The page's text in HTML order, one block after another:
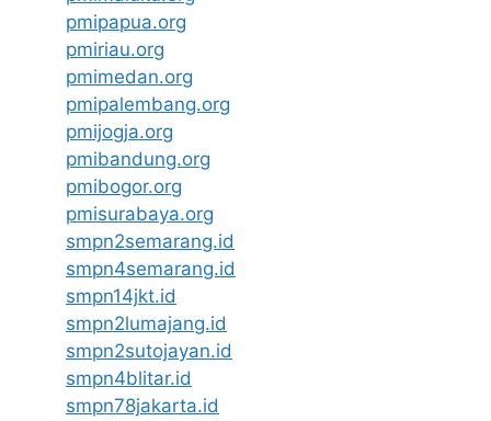
pmipapua.org
pmiriau.org
pmimedan.org
pmipalembang.org
pmijogja.org
pmibandung.org
pmibogor.org
pmisurabaya.org
smpn2semarang.id
smpn4semarang.id
smpn14jkt.id
smpn2lumajang.id
smpn2sutojayan.id
smpn4blitar.id
smpn78jakarta.id